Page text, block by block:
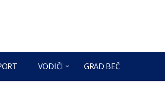
VODIČI GRAD BEČ